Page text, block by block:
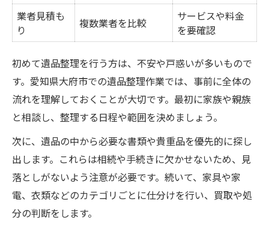
業者見積も
り
複数業者を比較
サービスや料金
を要確認
初めて遺品整理を行う方は、不安や戸惑いが多いもので
す。愛知県大府市での遺品整理作業では、事前に全体の
流れを理解しておくことが大切です。最初に家族や親族
と相談し、整理する日程や範囲を決めましょう。
次に、遺品の中から必要な書類や貴重品を優先的に探し
出します。これらは相続や手続きに欠かせないため、見
落としがないよう注意が必要です。続いて、家具や家
電、衣類などのカテゴリごとに仕分けを行い、買取や処
分の判断をします。